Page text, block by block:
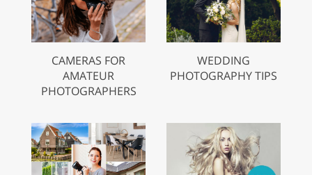
CAMERAS FOR
AMATEUR
PHOTOGRAPHERS
WEDDING
PHOTOGRAPHY TIPS